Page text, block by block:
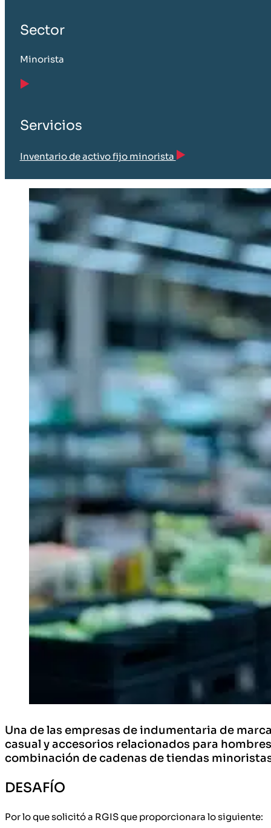
Sector
Minorista
Servicios
Inventario de activo fijo minorista
Una de las empresas de indumentaria de
casual y accesorios relacionados para
combinación de cadenas de tiendas
DESAFÍO
Por lo que solicitó a RGIS que proporcionara lo siguiente: